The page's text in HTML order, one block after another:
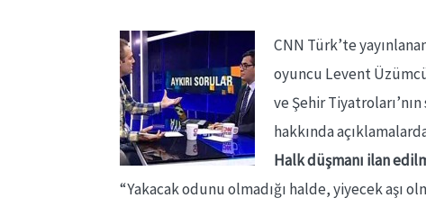
CNN Türk’te
oyuncu Levent
ve Şehir
hakkında
Halk düşmanı ilan
“Yakacak odunu olmadığı halde, yiyecek aşı